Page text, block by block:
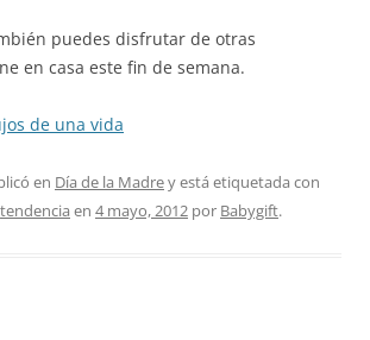
puedes disfrutar de otras
en casa este fin de semana.
de una vida
en Día de la Madrey está etiquetada con
tendencia en 4 mayo, 2012 por Babygift.